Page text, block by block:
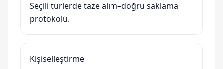
Seçili türlerde taze alım–doğru saklama
protokolü.
Kişiselleştirme